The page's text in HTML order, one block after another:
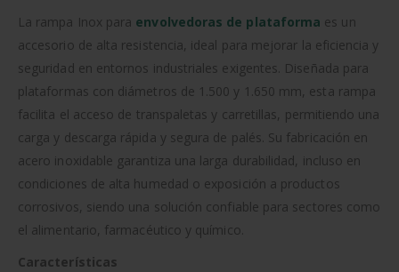
La rampa Inox para envolvedoras de plataforma es un
accesorio de alta resistencia, ideal para mejorar la eficiencia y
seguridad en entornos industriales exigentes. Diseñada para
plataformas con diámetros de 1.500 y 1.650 mm, esta rampa
facilita el acceso de transpaletas y carretillas, permitiendo una
carga y descarga rápida y segura de palés. Su fabricación en
acero inoxidable garantiza una larga durabilidad, incluso en
condiciones de alta humedad o exposición a productos
corrosivos, siendo una solución confiable para sectores como
el alimentario, farmacéutico y químico.
Características